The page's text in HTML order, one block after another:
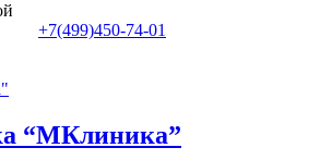
+7(499)450-74-01
“МКлиника”